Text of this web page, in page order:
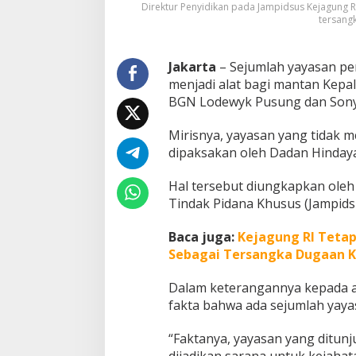
s
e
n
c
a
k
a
n
g
a
d
n
i
d
Direktur Penyidikan pada Jampidsus Kejagung
Jakarta – Sejumlah yayasan
menjadi alat bagi mantan
BGN Lodewyk Pusung dan
Mirisnya, yayasan yang tidak
dipaksakan oleh Dadan
Hal tersebut diungkapkan
Tindak Pidana Khusus
Baca juga: Kejagung RI
Sebagai Tersangka Dugaan
Dalam keterangannya kepada
fakta bahwa ada sejumlah
“Faktanya, yayasan yang